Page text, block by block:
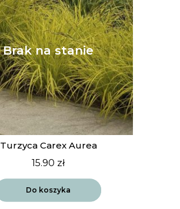
Turzyca Carex Aurea
15.90 zł
Do koszyka